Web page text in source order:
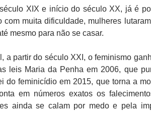
XIX e início do século XX, já é
com muita dificuldade, mulheres
mesmo para não se casar.
do século XXI, o feminismo
leis Maria da Penha em 2006, que
do feminicídio em 2015, que torna a
em números exatos os
ainda se calam por medo e pela